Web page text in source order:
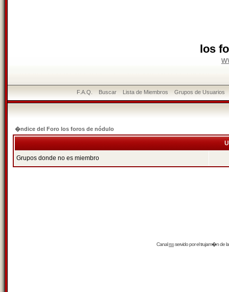
los
F.A.Q. Buscar Lista de Miembros Grupos de Usuarios
�ndice del Foro los foros de nódulo
Grupos donde no es miembro
Canalrssservido por eltrujam�nde